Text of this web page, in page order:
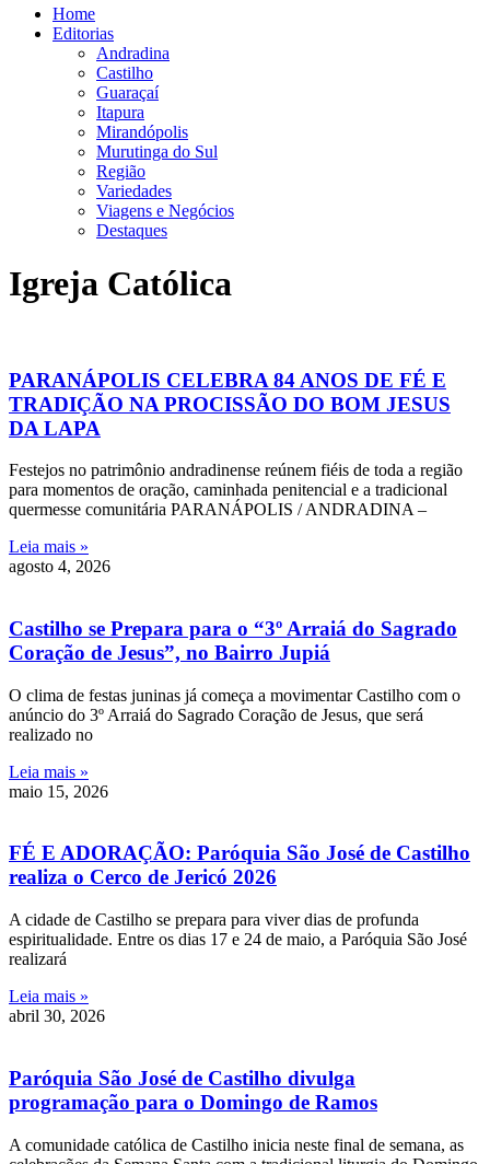
Home
Editorias
Andradina
Castilho
Guaraçaí
Itapura
Mirandópolis
Murutinga do Sul
Região
Variedades
Viagens e Negócios
Destaques
Igreja Católica
PARANÁPOLIS CELEBRA 84 ANOS DE FÉ E
TRADIÇÃO NA PROCISSÃO DO BOM JESUS
DA LAPA
Festejos no patrimônio andradinense reúnem fiéis de toda a região
para momentos de oração, caminhada penitencial e a tradicional
quermesse comunitária PARANÁPOLIS / ANDRADINA –
Leia mais »
agosto 4, 2026
Castilho se Prepara para o “3º Arraiá do Sagrado
Coração de Jesus”, no Bairro Jupiá
O clima de festas juninas já começa a movimentar Castilho com o
anúncio do 3º Arraiá do Sagrado Coração de Jesus, que será
realizado no
Leia mais »
maio 15, 2026
FÉ E ADORAÇÃO: Paróquia São José de Castilho
realiza o Cerco de Jericó 2026
A cidade de Castilho se prepara para viver dias de profunda
espiritualidade. Entre os dias 17 e 24 de maio, a Paróquia São José
realizará
Leia mais »
abril 30, 2026
Paróquia São José de Castilho divulga
programação para o Domingo de Ramos
A comunidade católica de Castilho inicia neste final de semana, as